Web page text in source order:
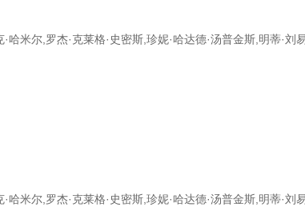
哈米尔,罗杰·克莱格·史密斯,珍妮·哈达德·汤普金斯,明蒂·刘
哈米尔,罗杰·克莱格·史密斯,珍妮·哈达德·汤普金斯,明蒂·刘